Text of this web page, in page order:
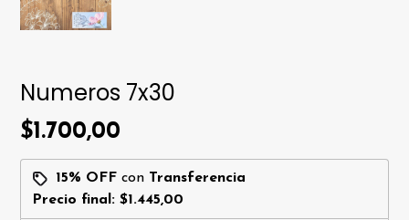
Numeros 7x30
$1.700,00
15% OFF con Transferencia
Precio final:$1.445,00